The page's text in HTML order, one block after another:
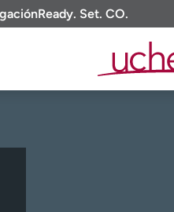
Ready. Set. CO.